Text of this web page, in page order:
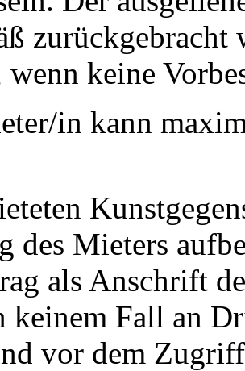
zurückgebracht
keine
in kann
des Mieters
als Anschrift
keinem Fall an
vor dem